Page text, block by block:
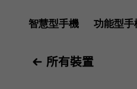
智慧型手機 功能型手
所有裝置